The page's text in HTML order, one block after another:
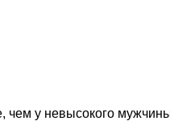
у невысокого мужчины.